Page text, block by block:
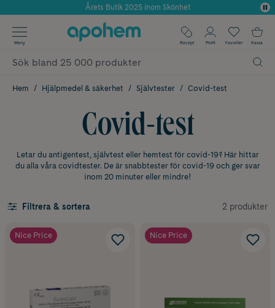
Använd kod: SOMMAR20 för 20% över 649kr
✓ Fri frakt
✓ Poäng på alla köp*
Meny Recept Profil Favoriter Kassa
Hem Hjälpmedel & säkerhet Självtester Covid-test
Covid-test
Letar du antigentest, självtest eller hemtest för covid-19? Här hittar
du alla våra covidtester. De är snabbtester för covid-19 och ger svar
inom 20 minuter eller mindre!
Filtrera & sortera 2 produkter
Nice Price Nice Price